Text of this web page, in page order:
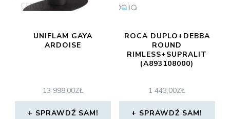
UNIFLAM GAYA
ARDOISE
13 998,00ZŁ
SPRAWDŹ SAM!
ROCA DUPLO+DEBBA
ROUND
RIMLESS+SUPRALIT
(A893108000)
1 443,00ZŁ
SPRAWDŹ SAM!